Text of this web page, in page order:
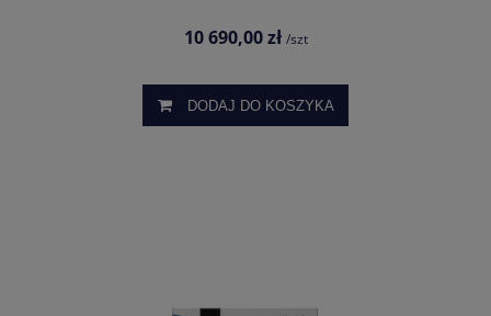
10 690,00 zł /szt
DODAJ DO KOSZYKA